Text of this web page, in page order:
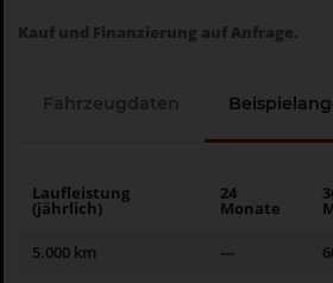
Kauf und Finanzierung auf Anfrage.
Fahrzeugdaten
Laufleistung
(jährlich)
24
Monate
5.000 km ---